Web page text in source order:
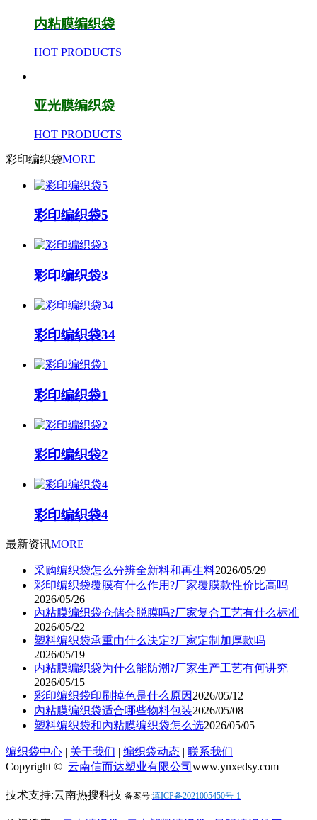
内粘膜编织袋
HOT PRODUCTS
亚光膜编织袋
HOT PRODUCTS
彩印编织袋MORE
彩印编织袋5
彩印编织袋3
彩印编织袋34
彩印编织袋1
彩印编织袋2
彩印编织袋4
最新资讯MORE
采购编织袋怎么分辨全新料和再生料2026/05/29
彩印编织袋覆膜有什么作用?厂家覆膜款性价比高吗
2026/05/26
內粘膜编织袋仓储会脱膜吗?厂家复合工艺有什么标准
2026/05/22
塑料编织袋承重由什么决定?厂家定制加厚款吗
2026/05/19
内粘膜编织袋为什么能防潮?厂家生产工艺有何讲究
2026/05/15
彩印编织袋印刷掉色是什么原因 2026/05/12
內粘膜编织袋适合哪些物料包装2026/05/08
塑料编织袋和內粘膜编织袋怎么选2026/05/05
编织袋中心 | 关于我们 | 编织袋动态 | 联系我们
Copyright © 云南信而达塑业有限公司 www.ynxedsy.com
技术支持:云南热搜科技 备案号:滇ICP备2021005450号-1